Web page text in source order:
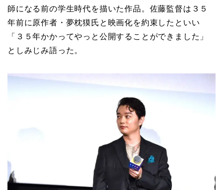
師になる前の学生時代を描いた作品。佐藤監督は３５
年前に原作者・夢枕獏氏と映画化を約束したといい
「３５年かかってやっと公開することができました」
としみじみ語った。